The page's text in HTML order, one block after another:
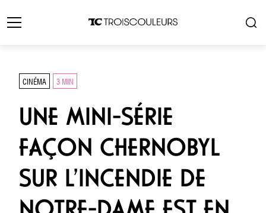
CINÉMA 3 MIN
UNE MINI-SÉRIE
FAÇON CHERNOBYL
SUR L’INCENDIE DE